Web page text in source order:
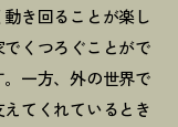
き回ることが楽し
くつろぐことがで
一方、外の世界で
てくれているとき